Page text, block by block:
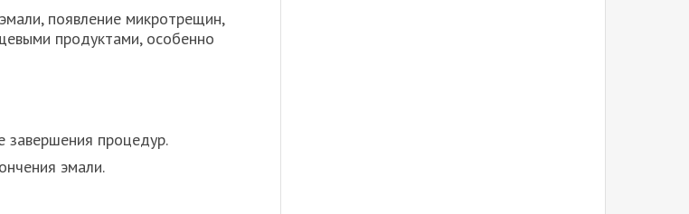
появление микротрещин,
продуктами, особенно
завершения процедур.
эмали.